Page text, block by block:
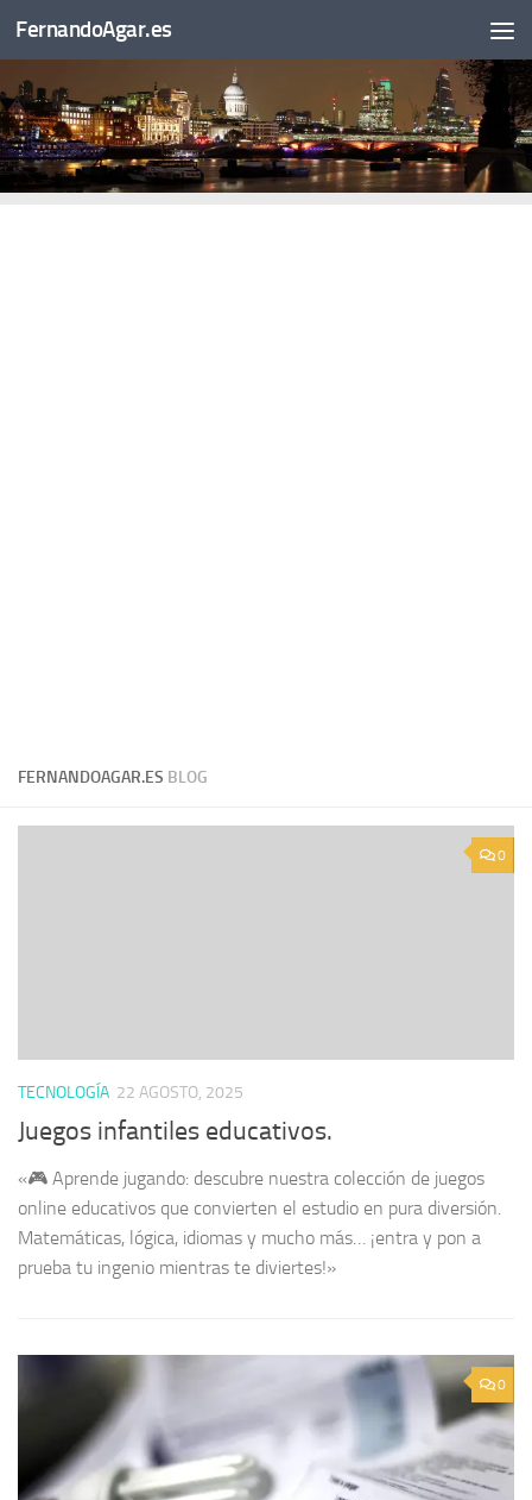
Saltar al contenido
FernandoAgar.es
FERNANDOAGAR.ES BLOG
0
TECNOLOGÍA 22 AGOSTO, 2025
Juegos infantiles educativos.
«🎮 Aprende jugando: descubre nuestra colección de juegos
online educativos que convierten el estudio en pura diversión.
Matemáticas, lógica, idiomas y mucho más… ¡entra y pon a
prueba tu ingenio mientras te diviertes!»
0